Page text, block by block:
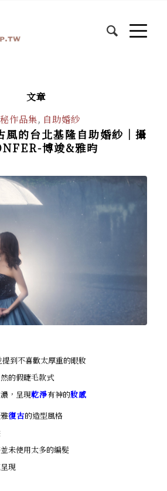
文章
作品集, 自助婚紗
風的台北基隆自助婚紗│攝
博竣&雅昀
提到不喜歡太厚重的眼妝
的假睫毛款式
，呈現乾淨有神的妝感
復古的造型風格
未使用太多的編髮
現